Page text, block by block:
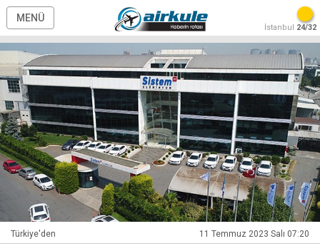
MENÜ
İstanbul 24/32
Türkiye'den 11 Temmuz 2023 Salı 07:20